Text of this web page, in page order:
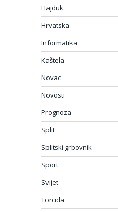
Hajduk
Hrvatska
Informatika
Kaštela
Novac
Novosti
Prognoza
Split
Splitski grbovnik
Sport
Svijet
Torcida